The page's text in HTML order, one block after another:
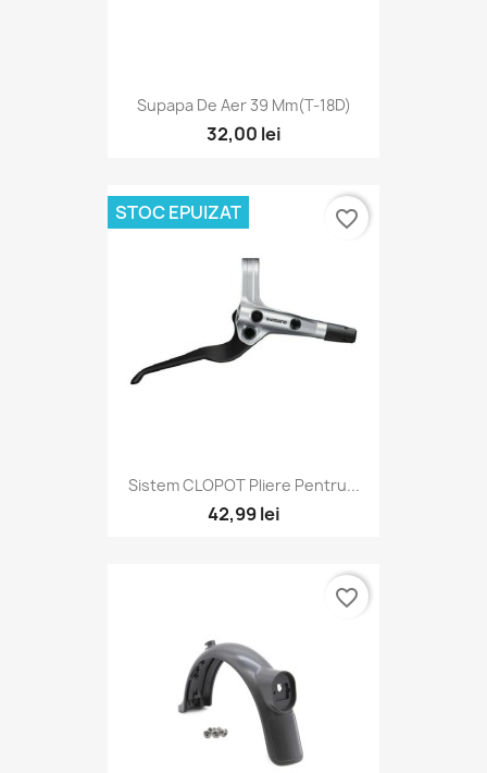
Supapa De Aer 39 Mm(T-18D)
32,00 lei
Sistem CLOPOT Pliere Pentru...
42,99 lei
STOC EPUIZAT favorite_border
favorite_border